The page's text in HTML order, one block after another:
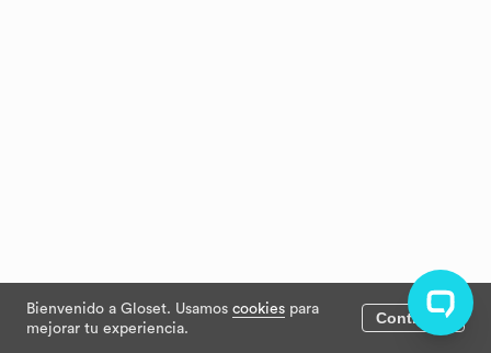
Bienvenido a Gloset. Usamos cookies para
mejorar tu experiencia.
Continuar